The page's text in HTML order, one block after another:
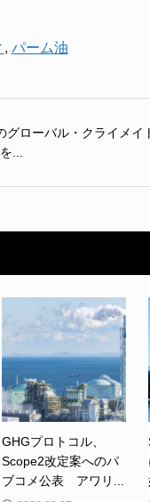
, パーム油
グローバル・クライメイ
...
GHGプロトコル、
Scope2改定案へのパ
ブコメ公表 アワリ...